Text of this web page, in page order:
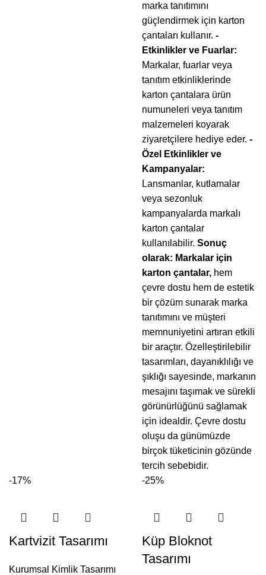
marka tanıtımını
güçlendirmek için karton
çantaları kullanır. -
Etkinlikler ve Fuarlar:
Markalar, fuarlar veya
tanıtım etkinliklerinde
karton çantalara ürün
numuneleri veya tanıtım
malzemeleri koyarak
ziyaretçilere hediye eder. -
Özel Etkinlikler ve
Kampanyalar:
Lansmanlar, kutlamalar
veya sezonluk
kampanyalarda markalı
karton çantalar
kullanılabilir. Sonuç
olarak: Markalar için
karton çantalar, hem
çevre dostu hem de estetik
bir çözüm sunarak marka
tanıtımını ve müşteri
memnuniyetini artıran etkili
bir araçtır. Özelleştirilebilir
tasarımları, dayanıklılığı ve
şıklığı sayesinde, markanın
mesajını taşımak ve sürekli
görünürlüğünü sağlamak
için idealdir. Çevre dostu
oluşu da günümüzde
birçok tüketicinin gözünde
tercih sebebidir.
-17%
Kartvizit Tasarımı
Kurumsal Kimlik Tasarımı
-25%
Küp Bloknot
Tasarımı